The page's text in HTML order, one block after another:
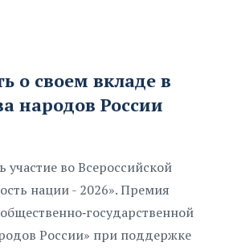
о своем вкладе в
народов России
во Всероссийской
нации - 2026». Премия
России» при поддержке